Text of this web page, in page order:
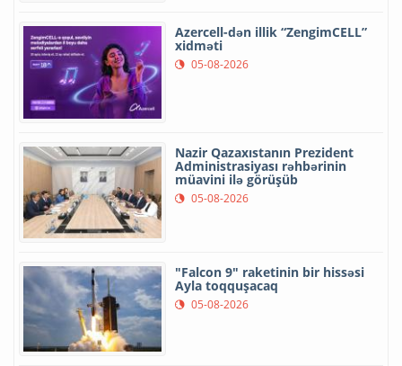
Azercell-dən illik “ZengimCELL”
xidməti
05-08-2026
Nazir Qazaxıstanın Prezident
Administrasiyası rəhbərinin
müavini ilə görüşüb
05-08-2026
"Falcon 9" raketinin bir hissəsi
Ayla toqquşacaq
05-08-2026